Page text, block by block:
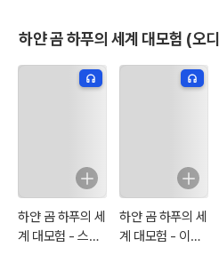
하얀 곰 하푸의 세계 대모험 (오
하얀 곰 하푸의 세
계 대모험 - 스페
하얀 곰 하푸의 세
계 대모험 - 이집